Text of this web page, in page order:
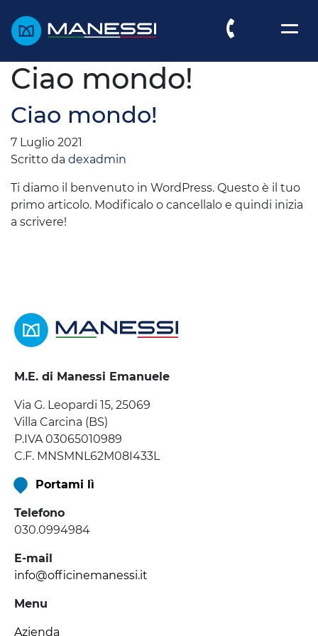
Ciao mondo!
Ciao mondo!
7 Luglio 2021
Scritto da dexadmin
Ti diamo il benvenuto in WordPress. Questo è il tuo
primo articolo. Modificalo o cancellalo e quindi inizia
a scrivere!
M.E. di Manessi Emanuele
Via G. Leopardi 15, 25069
Villa Carcina (BS)
P.IVA 03065010989
C.F. MNSMNL62M08I433L
Portami lì
Telefono
030.0994984
E-mail
info@officinemanessi.it
Menu
Azienda